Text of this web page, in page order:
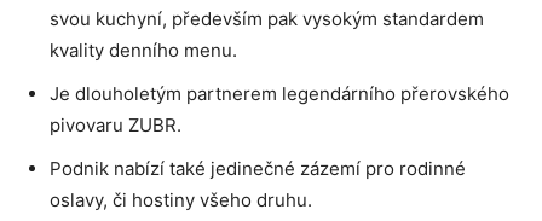
svou kuchyní, především pak vysokým standardem
kvality denního menu.
Je dlouholetým partnerem legendárního přerovského
pivovaru ZUBR.
Podnik nabízí také jedinečné zázemí pro rodinné
oslavy, či hostiny všeho druhu.